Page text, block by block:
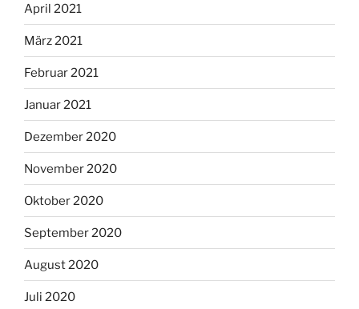
April 2021
März 2021
Februar 2021
Januar 2021
Dezember 2020
November 2020
Oktober 2020
September 2020
August 2020
Juli 2020